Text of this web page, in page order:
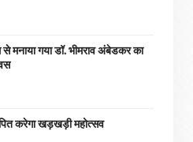
मनाया गया डॉ. भीमराव अंबेडकर का
करेगा खड़खड़ी महोत्सव